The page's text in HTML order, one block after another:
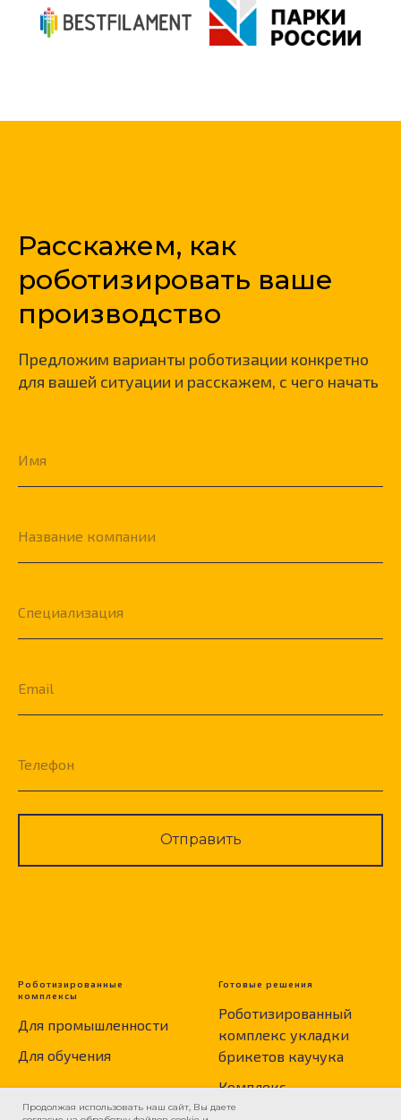
Продолжая использовать наш сайт, Вы даете
Расскажем, как
роботизировать ваше
производство
Предложим варианты роботизации конкретно
для вашей ситуации и расскажем, с чего начать
Имя
Название компании
Специализация
Email
Телефон
Отправить
Роботизированные
комплексы
Для промышленности
Для обучения
Готовые решения
Роботизированный
комплекс укладки
брикетов каучука
Комплекс
роботизированного